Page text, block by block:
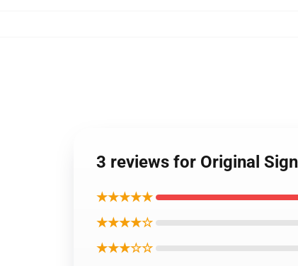
3 reviews for Original
★★★★★
★★★★☆
★★★☆☆